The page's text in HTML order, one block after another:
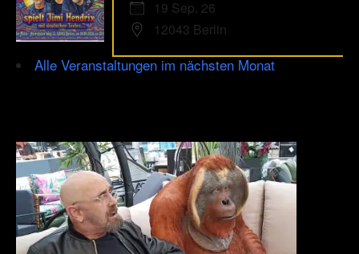
19 Sep. 26
12043 Berlin
Alle Veranstaltungen im nächsten Monat